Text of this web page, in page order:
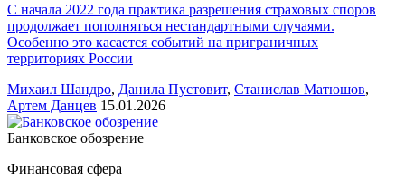
С начала 2022 года практика разрешения страховых споров
продолжает пополняться нестандартными случаями.
Особенно это касается событий на приграничных
территориях России
Михаил Шандро, Данила Пустовит, Станислав Матюшов,
Артем Данцев 15.01.2026
Банковское обозрение
Финансовая сфера